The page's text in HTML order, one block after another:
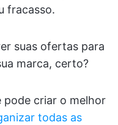
fracasso.
suas ofertas para
marca, certo?
pode criar o melhor
todas as